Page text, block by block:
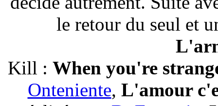
le retour du seul et
Kill : When you're
Onteniente, L'amour